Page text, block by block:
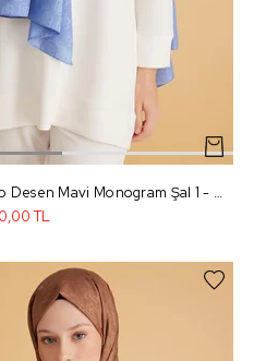
Belli Fresh Logo Desen Mavi Monogram Şal 1 - 94
TL